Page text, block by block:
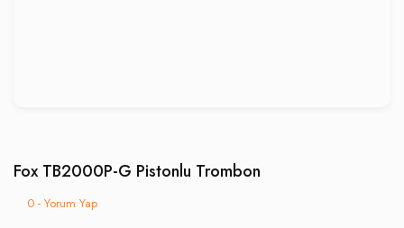
Fox TB2000P-G Pistonlu Trombon
0 - Yorum Yap